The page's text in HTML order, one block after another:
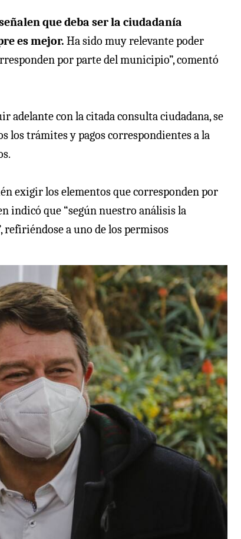
que deba ser la ciudadanía
es mejor. Ha sido muy relevante poder
por parte del municipio”, comentó
adelante con la citada consulta ciudadana, se
los trámites y pagos correspondientes a la
exigir los elementos que corresponden por
indicó que “según nuestro análisis la
refiriéndose a uno de los permisos